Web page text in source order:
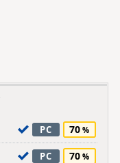
PC 70
PC 70